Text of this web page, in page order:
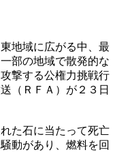
地域に広がる中、最
部の地域で散発的な
撃する公権力挑戦行
（ＲＦＡ）が２３日
た石に当たって死亡
動があり、燃料を回